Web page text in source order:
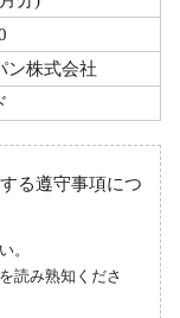
ン株式会社
る遵守事項につ
。
読み熟知くださ